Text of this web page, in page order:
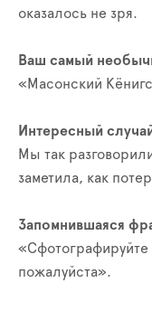
оказалось не зря.
Ваш самый
«Масонский
Интересный
Мы так
заметила, как
Запомнившаяся
пожалуйста».